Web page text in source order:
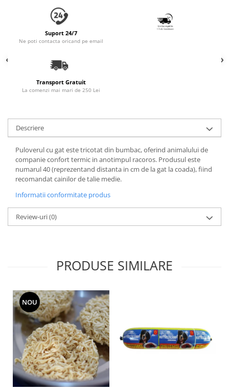
Accesorii Auto & Bicicletă
Accesorii Acasă și Mobilier
Botnițe
Dresaj & Sport
Suport 24/7
Ne poti contacta oricand pe email
Transport Gratuit
La comenzi mai mari de 250 Lei
Descriere
Puloverul cu gat este tricotat din bumbac, oferind animalului de
companie confort termic in anotimpul racoros. Produsul este
numarul 40 (reprezentand distanta in cm de la gat la coada), fiind
recomandat cainilor de talie medie.
Informatii conformitate produs
Review-uri(0)
PRODUSE SIMILARE
NOU